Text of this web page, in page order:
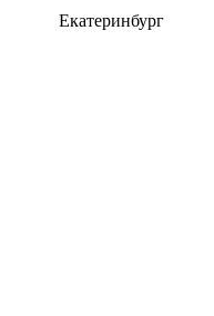
Екатеринбург